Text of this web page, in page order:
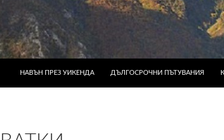
НАВЪН ПРЕЗ УИКЕНДА
ДЪЛГОСРОЧНИ ПЪТУВАНИЯ